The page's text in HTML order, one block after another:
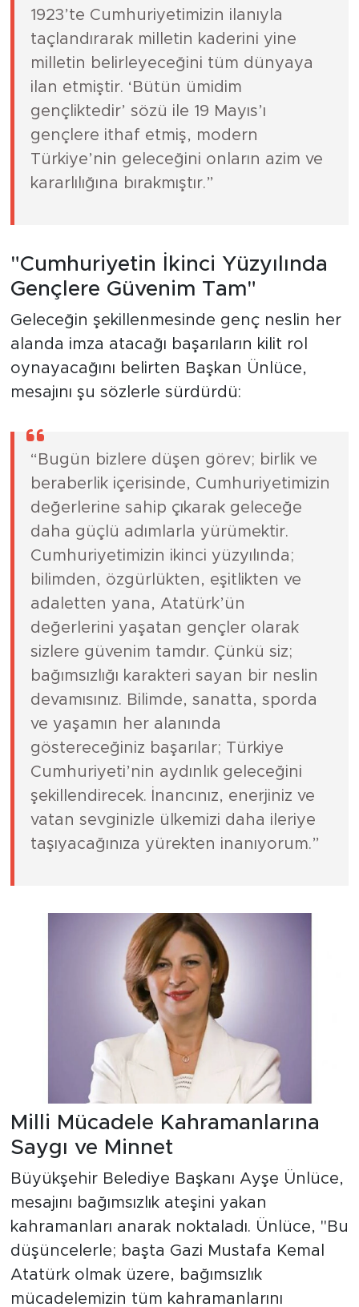
1923’te Cumhuriyetimizin ilanıyla
taçlandırarak milletin kaderini yine
milletin belirleyeceğini tüm dünyaya
ilan etmiştir. ‘Bütün ümidim
gençliktedir’ sözü ile 19 Mayıs’ı
gençlere ithaf etmiş, modern
Türkiye’nin geleceğini onların azim ve
kararlılığına bırakmıştır.”
"Cumhuriyetin İkinci Yüzyılında
Gençlere Güvenim Tam"
Geleceğin şekillenmesinde genç neslin her
alanda imza atacağı başarıların kilit rol
oynayacağını belirten Başkan Ünlüce,
mesajını şu sözlerle sürdürdü:
“Bugün bizlere düşen görev; birlik ve
beraberlik içerisinde, Cumhuriyetimizin
değerlerine sahip çıkarak geleceğe
daha güçlü adımlarla yürümektir.
Cumhuriyetimizin ikinci yüzyılında;
bilimden, özgürlükten, eşitlikten ve
adaletten yana, Atatürk’ün
değerlerini yaşatan gençler olarak
sizlere güvenim tamdır. Çünkü siz;
bağımsızlığı karakteri sayan bir neslin
devamısınız. Bilimde, sanatta, sporda
ve yaşamın her alanında
göstereceğiniz başarılar; Türkiye
Cumhuriyeti’nin aydınlık geleceğini
şekillendirecek. İnancınız, enerjiniz ve
vatan sevginizle ülkemizi daha ileriye
taşıyacağınıza yürekten inanıyorum.”
Milli Mücadele Kahramanlarına
Saygı ve Minnet
Büyükşehir Belediye Başkanı Ayşe Ünlüce,
mesajını bağımsızlık ateşini yakan
kahramanları anarak noktaladı. Ünlüce, "Bu
düşüncelerle; başta Gazi Mustafa Kemal
Atatürk olmak üzere, bağımsızlık
mücadelemizin tüm kahramanlarını